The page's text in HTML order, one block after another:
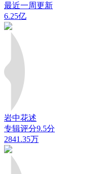
最近一周更新
6.25亿
岩中花述
专辑评分9.5分
2841.35万